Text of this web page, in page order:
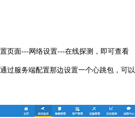
页面---网络设置---在线探测，即可查看
过服务端配置那边设置一个心跳包，可